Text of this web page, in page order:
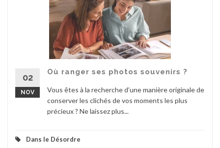
02
NOV
Où ranger ses photos souvenirs ?
Vous êtes à la recherche d’une manière originale de
conserver les clichés de vos moments les plus
précieux ? Ne laissez plus...
Dans le Désordre